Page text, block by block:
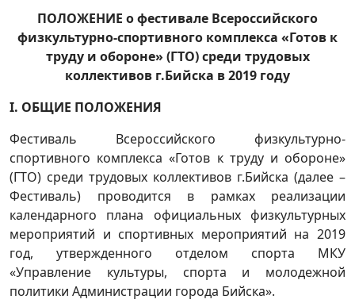
ПОЛОЖЕНИЕ о фестивале Всероссийского
физкультурно-спортивного комплекса «Готов к
труду и обороне» (ГТО) среди трудовых
коллективов г.Бийска в 2019 году
I. ОБЩИЕ ПОЛОЖЕНИЯ
Фестиваль Всероссийского физкультурно-
спортивного комплекса «Готов к труду и обороне»
(ГТО) среди трудовых коллективов г.Бийска (далее –
Фестиваль) проводится в рамках реализации
календарного плана официальных физкультурных
мероприятий и спортивных мероприятий на 2019
год, утвержденного отделом спорта МКУ
«Управление культуры, спорта и молодежной
политики Администрации города Бийска».